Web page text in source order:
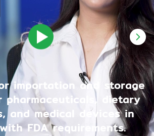
importation and storage
dietary
and medical devices in
FDA requirements.